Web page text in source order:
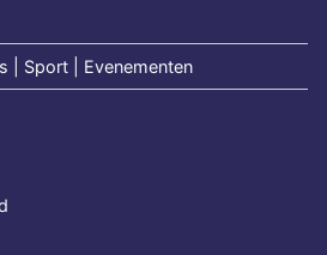
| Sport | Evenementen